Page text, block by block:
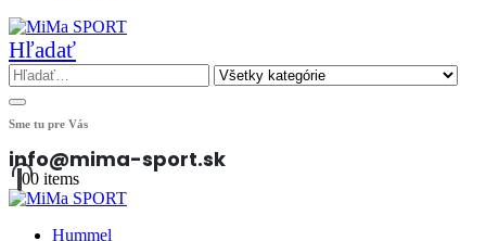
Hľadať
Sme tu pre Vás
info@mima-sport.sk
00 items
Hummel